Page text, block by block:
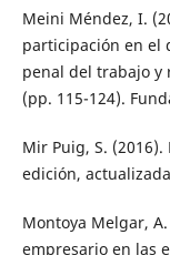
Meini Méndez, I.
participación en el
penal del trabajo y
(pp. 115-124).
Mir Puig, S.
edición,
Montoya Melgar,
empresario en las